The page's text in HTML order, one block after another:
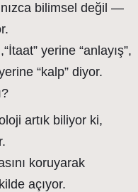
bilimsel değil —
yerine “anlayış”,
“kalp” diyor.
artık biliyor ki,
koruyarak
açıyor.